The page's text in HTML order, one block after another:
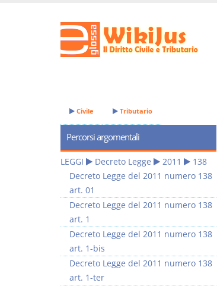
Civile Tributario
Percorsi argomentali
LEGGI Decreto Legge 2011
138
Decreto Legge del 2011 numero 138
art. 01
Decreto Legge del 2011 numero 138
art. 1
Decreto Legge del 2011 numero 138
art. 1-bis
Decreto Legge del 2011 numero 138
art. 1-ter